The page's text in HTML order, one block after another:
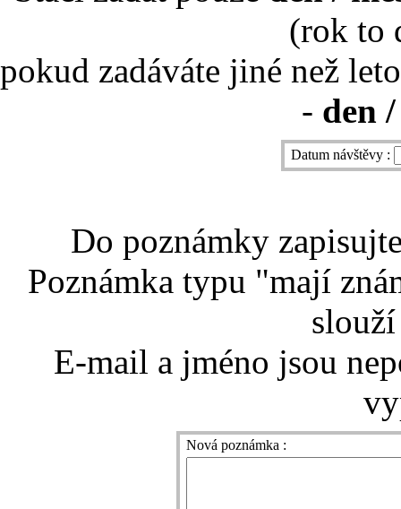
(rok to
pokud zadáváte jiné než
- den
Datum návštěvy :
Do poznámky
Poznámka typu "mají
E-mail a jméno jsou
Nová poznámka :